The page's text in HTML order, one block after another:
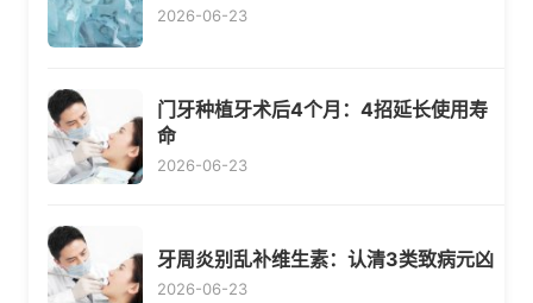
2026-06-23
门牙种植牙术后4个月：4招延长使用寿
命
2026-06-23
牙周炎别乱补维生素：认清3类致病元凶
2026-06-23